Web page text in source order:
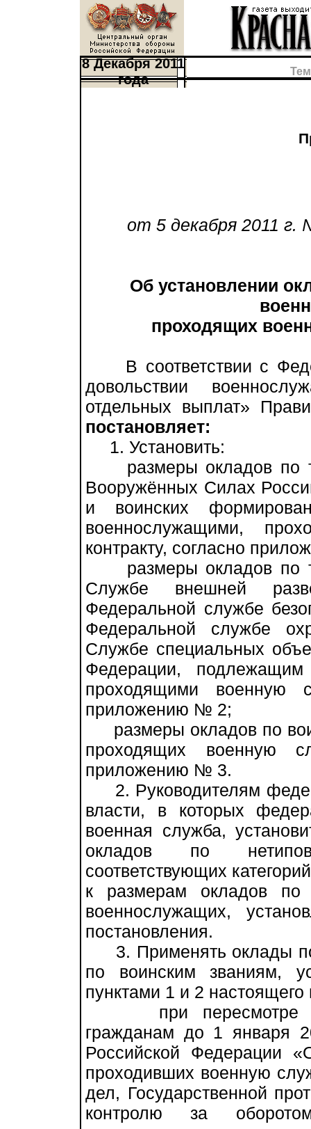
8 Декабря 2011
года
от 5 декабря 2011 г.
Об установлении
проходящих
В соответствии с
довольствии
отдельных выплат»
постановляет:
1. Установить:
размеры окладов по
Вооружённых Силах
и воинских
военнослужащими,
контракту, согласно
размеры окладов по
Службе внешней
Федеральной службе
Федеральной службе
Службе специальных
Федерации,
проходящими военную
приложению № 2;
размеры окладов по
проходящих военную
приложению № 3.
2. Руководителям
власти, в которых
военная служба,
окладов по
соответствующих
к размерам окладов по
военнослужащих,
постановления.
3. Применять оклады
по воинским званиям,
пунктами 1 и 2 настоящего
при пересмотре
гражданам до 1 января
Российской Федерации
проходивших военную
дел, Государственной
контролю за